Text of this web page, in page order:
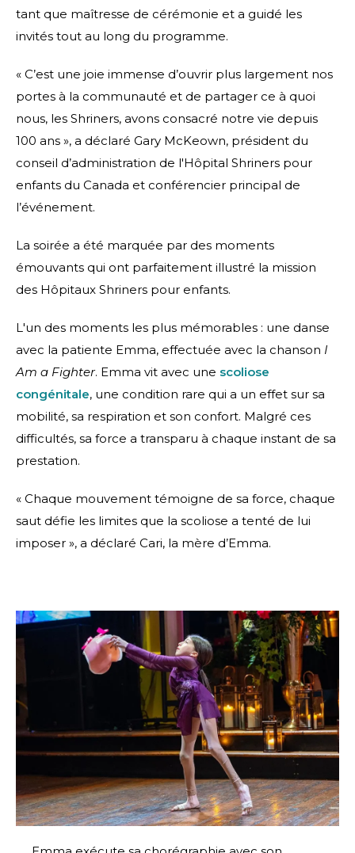
tant que maîtresse de cérémonie et a guidé les
invités tout au long du programme.
« C’est une joie immense d’ouvrir plus largement nos
portes à la communauté et de partager ce à quoi
nous, les Shriners, avons consacré notre vie depuis
100 ans », a déclaré Gary McKeown, président du
conseil d’administration de l'Hôpital Shriners pour
enfants du Canada et conférencier principal de
l’événement.
La soirée a été marquée par des moments
émouvants qui ont parfaitement illustré la mission
des Hôpitaux Shriners pour enfants.
L'un des moments les plus mémorables : une danse
avec la patiente Emma, effectuée avec la chanson I
Am a Fighter. Emma vit avec une scoliose
congénitale, une condition rare qui a un effet sur sa
mobilité, sa respiration et son confort. Malgré ces
difficultés, sa force a transparu à chaque instant de sa
prestation.
« Chaque mouvement témoigne de sa force, chaque
saut défie les limites que la scoliose a tenté de lui
imposer », a déclaré Cari, la mère d’Emma.